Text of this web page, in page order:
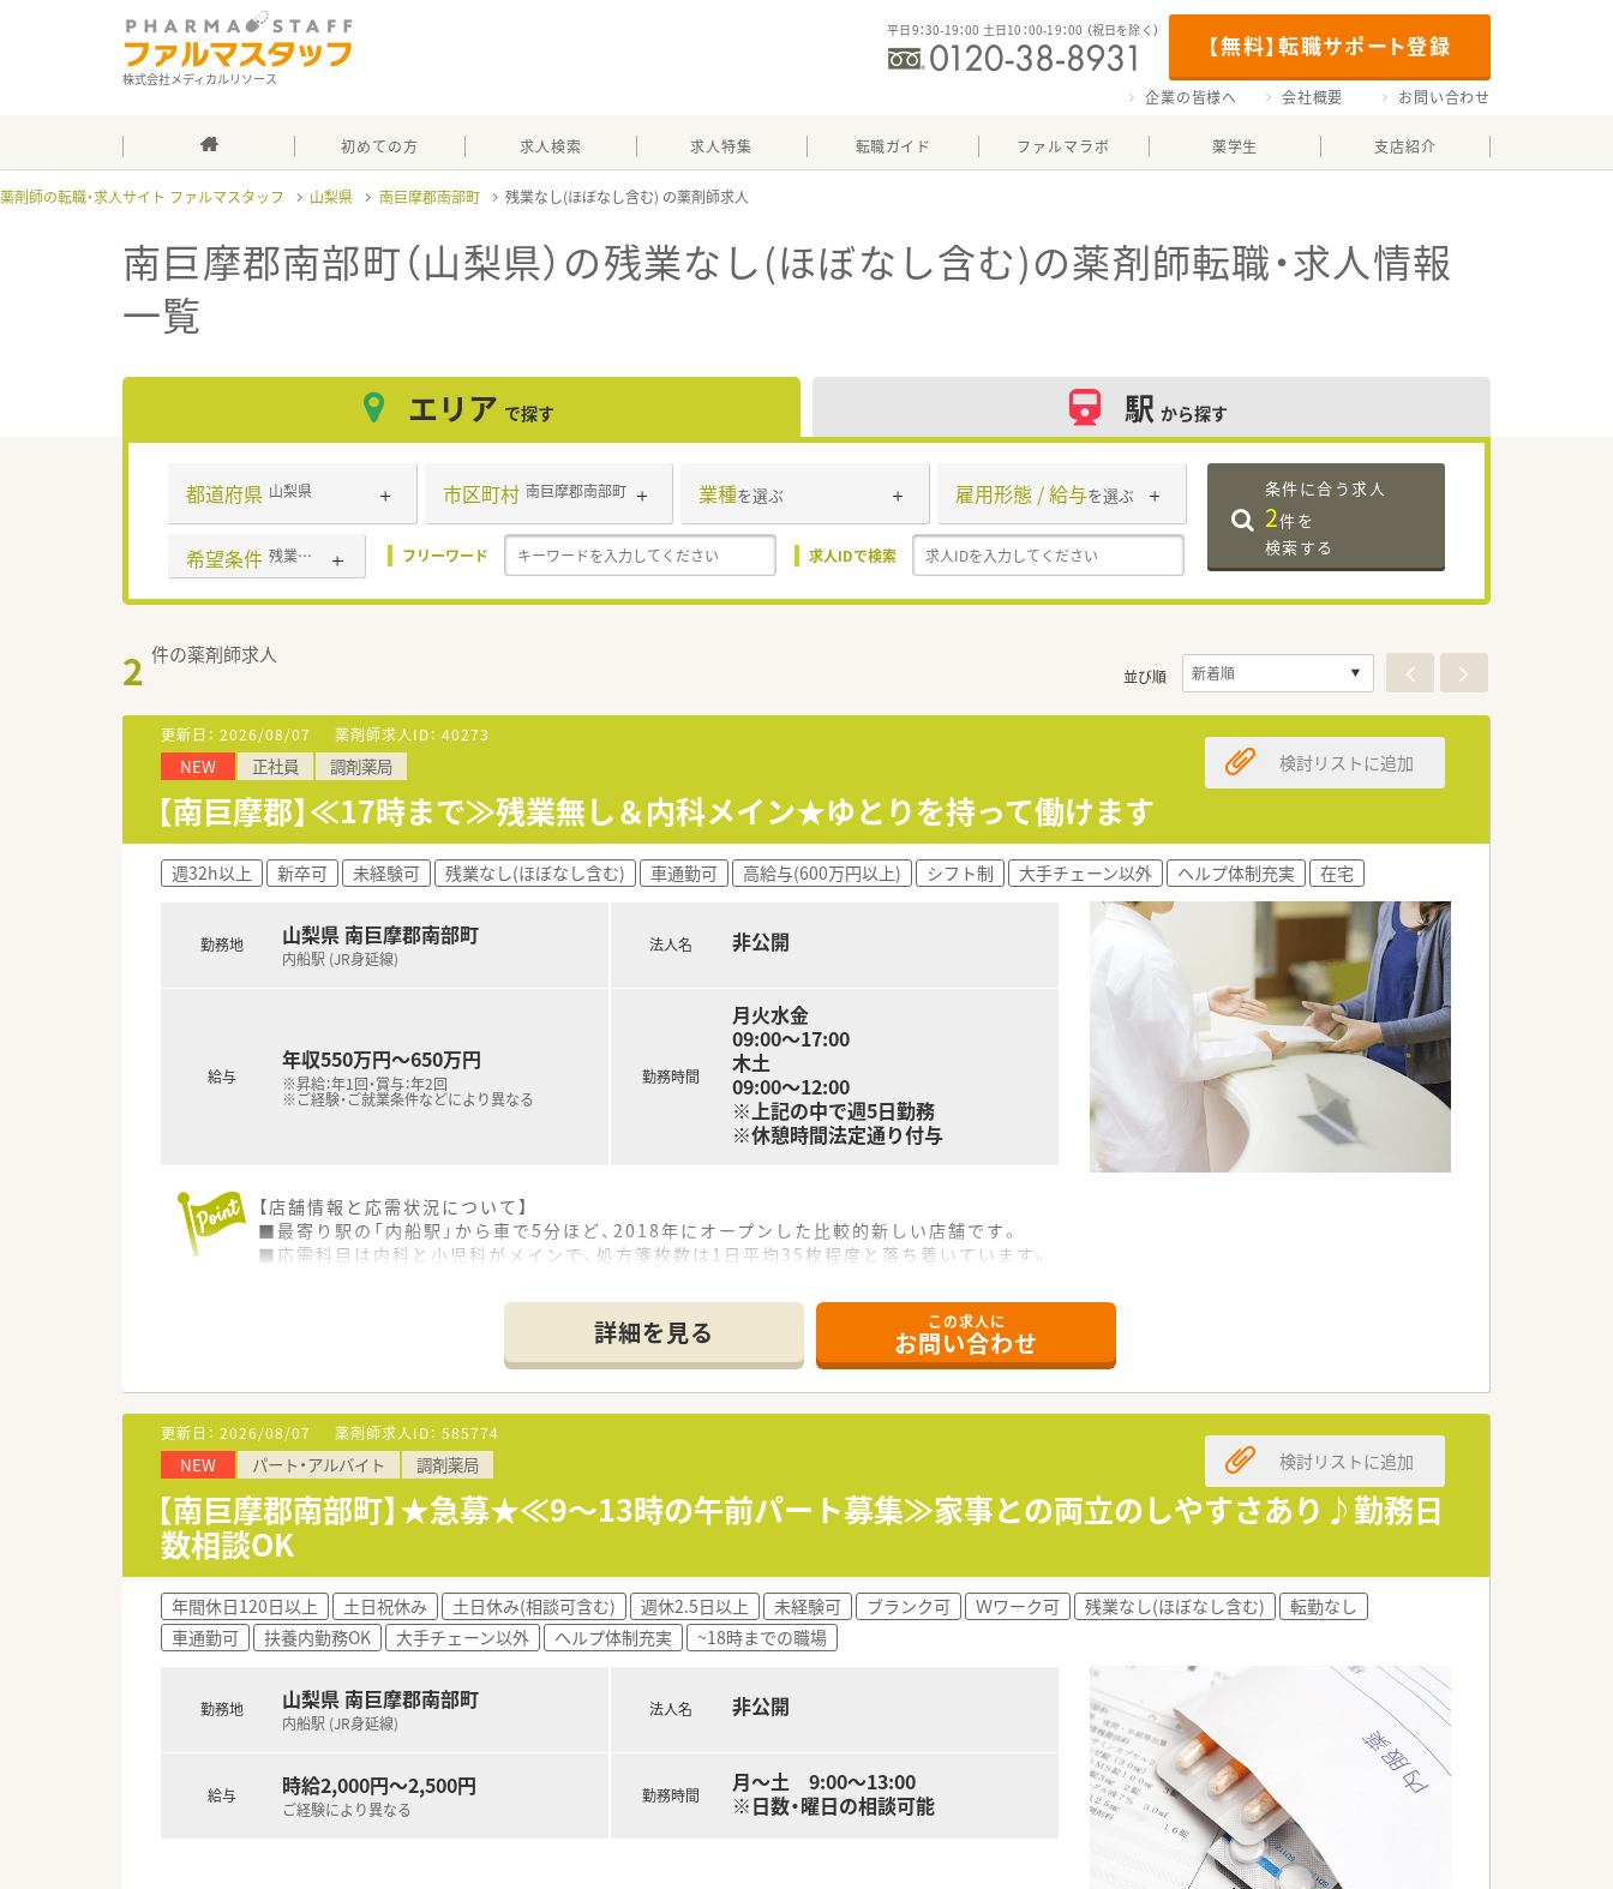
株式会社メディカルリソース
【無料】転職サポート登録
平日9：30-19：00 土日10：00-19：00 （祝日を除く）
企業の皆様へ 会社概要 お問い合わせ
初めての方 求人検索 求人特集 転職ガイド ファルマラボ 薬学生 支店紹介
薬剤師の転職・求人サイト ファルマスタッフ 山梨県 南巨摩郡南部町 残業なし(ほぼなし含む)
南巨摩郡南部町（山梨県）の残業なし(ほぼなし含む)の薬剤師転職・求人情報
一覧
エリア で探す 駅 から探す
都道府県 山梨県 市区町村 南巨摩郡南部町 業種を選ぶ 雇用形態 / 給与を選ぶ
希望条件 残業なし(ほぼなし含む) フリーワード 求人IDで検索
条件に合う求人
2件を
検索する
2 件の薬剤師求人
並び順
更新日： 2026/08/07 薬剤師求人ID： 40273
NEW 正社員 調剤薬局
【南巨摩郡】≪17時まで≫残業無し＆内科メイン★ゆとりを持って働けます
検討リストに追加
週32h以上 新卒可 未経験可 残業なし(ほぼなし含む) 車通勤可 高給与(600万円以上) シフト制 大手チェーン以外 ヘルプ体制充実 在宅
勤務地 山梨県 南巨摩郡南部町
内船駅 (JR身延線)
給与
年収550万円～650万円
※昇給：年1回・賞与：年2回
※ご経験・ご就業条件などにより異なる
法人名 非公開
勤務時間
月火水金
09:00～17:00
木土
09:00～12:00
※上記の中で週5日勤務
※休憩時間法定通り付与
【店舗情報と応需状況について】
■最寄り駅の「内船駅」から車で5分ほど、2018年にオープンした比較的新しい店舗です。
■応需科目は内科と小児科がメインで、処方箋枚数は1日平均35枚程度と落ち着いています。
■平日の開局時間は17時まで、木曜・土曜は12時までと、終業時間が早いのが特徴です。
■法人全体の残業時間は月平均5時間から10時間程度と、非常に少ない水準です。
■年間休日は114日から116日程度あり、夏季休暇（3日）や年末年始休暇（4日）もございます。
【法人特徴について】
■山梨県を中心に12店舗の調剤薬局を展開し、地域のかかりつけ薬局を目指しています。
■法人として託児所を保有し、男性の育休取得も推奨するなど、子育て支援が手厚いです。
■勤続40年以上の従業員も在籍しており、離職率が低く、長く働ける環境が特徴です。
詳細を見る この求人に
お問い合わせ
更新日： 2026/08/07 薬剤師求人ID： 585774
NEW パート・アルバイト 調剤薬局
【南巨摩郡南部町】★急募★≪9～13時の午前パート募集≫家事との両立のしやすさあり♪勤務日
数相談OK
検討リストに追加
年間休日120日以上 土日祝休み 土日休み(相談可含む) 週休2.5日以上 未経験可 ブランク可 Ｗワーク可 残業なし(ほぼなし含む)
転勤なし
車通勤可
扶養内勤務OK 大手チェーン以外 ヘルプ体制充実 ~18時までの職場
勤務地 山梨県 南巨摩郡南部町
内船駅 (JR身延線)
給与 時給2,000円～2,500円
ご経験により異なる
法人名 非公開
勤務時間
月～土 9:00～13:00
※日数・曜日の相談可能